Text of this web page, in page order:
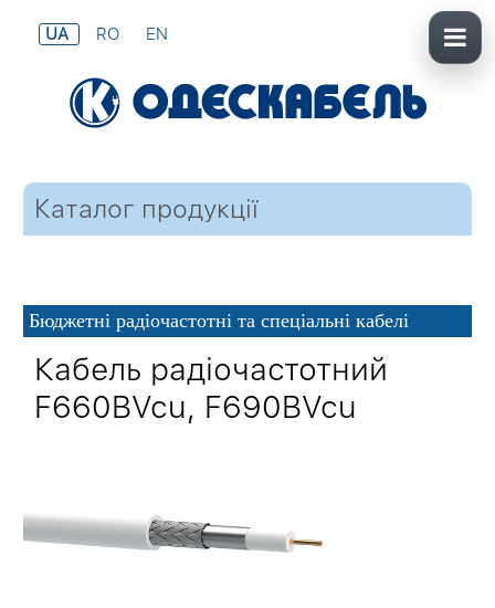
UA RO EN
Каталог продукції
Бюджетні радіочастотні та спеціальні кабелі
Кабель радіочастотний
F660BVcu, F690BVcu